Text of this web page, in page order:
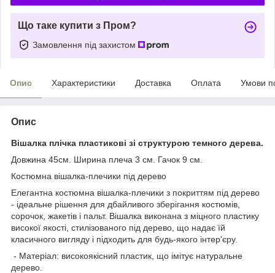
Що таке купити з Пром?
Замовлення під захистом
Опис Характеристики Доставка Оплата Умови
Опис
Вішалка плічка пластикові зі структурою темного дерева.
Довжина 45см. Ширина плеча 3 см. Гачок 9 см.
Костюмна вішалка-плечики під дерево
Елегантна костюмна вішалка-плечики з покриттям під дерево
- ідеальне рішення для дбайливого зберігання костюмів,
сорочок, жакетів і пальт. Вішалка виконана з міцного пластику
високої якості, стилізованого під дерево, що надає їй
класичного вигляду і підходить для будь-якого інтер'єру.
- Матеріал: високоякісний пластик, що імітує натуральне
дерево.